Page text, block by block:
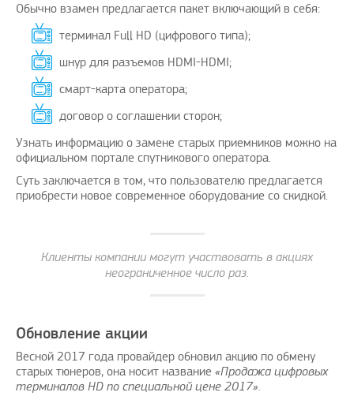
Обычно взамен предлагается пакет включающий в себя:
терминал Full HD (цифрового типа);
шнур для разъемов HDMI-HDMI;
смарт-карта оператора;
договор о соглашении сторон;
Узнать информацию о замене старых приемников можно на
официальном портале спутникового оператора.
Суть заключается в том, что пользователю предлагается
приобрести новое современное оборудование со скидкой.
Клиенты компании могут участвовать в акциях
неограниченное число раз.
Обновление акции
Весной 2017 года провайдер обновил акцию по обмену
старых тюнеров, она носит название «Продажа цифровых
терминалов HD по специальной цене 2017».